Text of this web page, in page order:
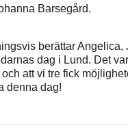
Barsegård.
berättar Angelica,
dag i Lund. Det
och att vi tre fick
denna dag!